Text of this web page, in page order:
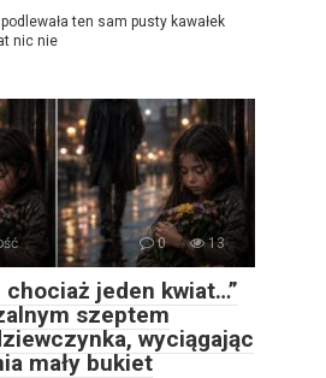
ten sam pusty kawałek
nic nie
0 13
chociaż jeden kwiat…”
szeptem
wyciągając
mały bukiet